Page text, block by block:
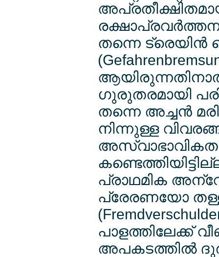
തന്നെ
ആയിരുന്നതിനാല്‍
ഗുരുതരമായി
തന്നെ അച്ചന്‍
നിന്നുള്ള
പ്രാഥമിക
പ്രേരണയോ
പാളത്തിലേക്ക്
അപകടത്തില്‍